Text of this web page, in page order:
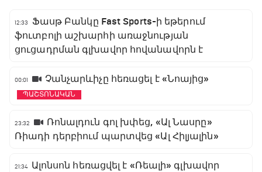
12:33
Ֆասթ Բանկը Fast Sports-ի եթերում
ֆուտբոլի աշխարհի առաջնության
ցուցադրման գլխավոր հովանավորն է
00:01 Չանչարևիչը հեռացել է «Նոայից»
ՊԱՇՏՈՆԱԿԱՆ
23:32
Ռոնալդուն գոլ խփեց, «Ալ Նասրը»
Ռիադի դերբիում պարտվեց «Ալ Հիլյալին»
21:34 Ալոնսոն հեռացվել է «Ռեալի» գլխավոր